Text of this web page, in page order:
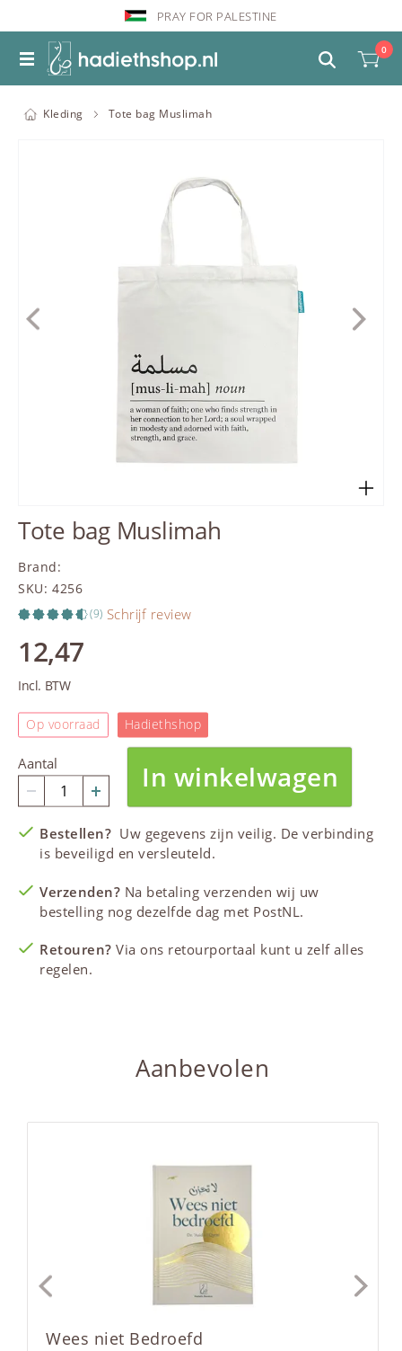
PRAY FOR PALESTINE
0
Kleding Tote bag Muslimah
Tote bag Muslimah
Brand:
SKU: 4256
(9) Schrijf review
12,47
Incl. BTW
Op voorraad Hadiethshop
Aantal In winkelwagen
Bestellen? Uw gegevens zijn veilig. De verbinding
is beveiligd en versleuteld.
Verzenden? Na betaling verzenden wij uw
bestelling nog dezelfde dag met PostNL.
Retouren? Via ons retourportaal kunt u zelf alles
regelen.
Aanbevolen
Wees niet Bedroefd